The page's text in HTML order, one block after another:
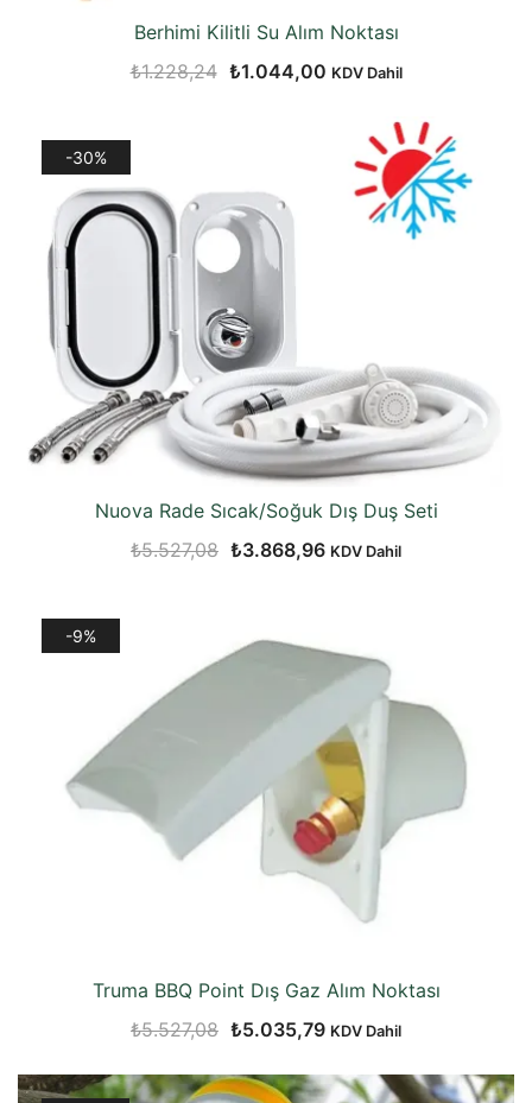
Berhimi Kilitli Su Alım Noktası
₺1.228,24 Orijinal
₺1.044,00Şu
fiyat:
₺1.044,00.
KDV Dahil
-30%
Nuova Rade Sıcak/Soğuk Dış Duş Seti
₺5.527,08 Orijinal
₺3.868,96Şu
KDV Dahil
-9%
Truma BBQ Point Dış Gaz Alım Noktası
₺5.527,08 Orijinal
₺5.527,08.
₺5.035,79Şu
fiyat:
KDV Dahil